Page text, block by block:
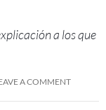
a los que
A COMMENT